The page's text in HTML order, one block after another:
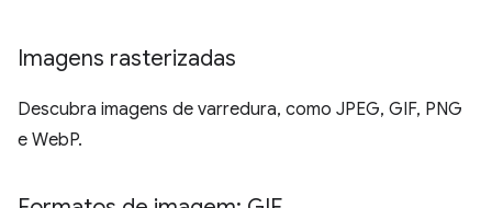
Imagens rasterizadas
Descubra imagens de varredura, como JPEG, GIF, PNG
e WebP.